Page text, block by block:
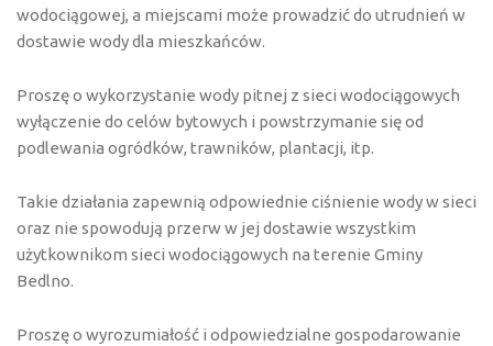
wodociągowej, a miejscami może prowadzić do utrudnień w
dostawie wody dla mieszkańców.
Proszę o wykorzystanie wody pitnej z sieci wodociągowych
wyłączenie do celów bytowych i powstrzymanie się od
podlewania ogródków, trawników, plantacji, itp.
Takie działania zapewnią odpowiednie ciśnienie wody w sieci
oraz nie spowodują przerw w jej dostawie wszystkim
użytkownikom sieci wodociągowych na terenie Gminy
Bedlno.
Proszę o wyrozumiałość i odpowiedzialne gospodarowanie